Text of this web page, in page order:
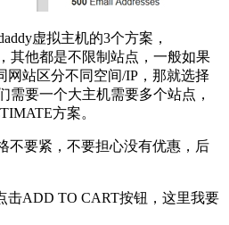
虚拟主机的3个方案，
其他都是不限制站点，一般如果
网站区分不同空间/IP，那就选择
需要一个大主机需要多个站点，
方案。
不要紧，不要担心没有优惠，后
击ADD TO CART按钮，这里我要